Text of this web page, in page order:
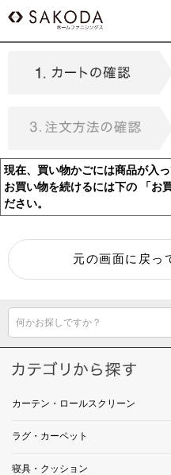
現在、買い物かごには商品が入っ
お買い物を続けるには下の 「お
ださい。
何かお探しですか？
カーテン・ロールスクリーン
ラグ・カーペット
寝具・クッション